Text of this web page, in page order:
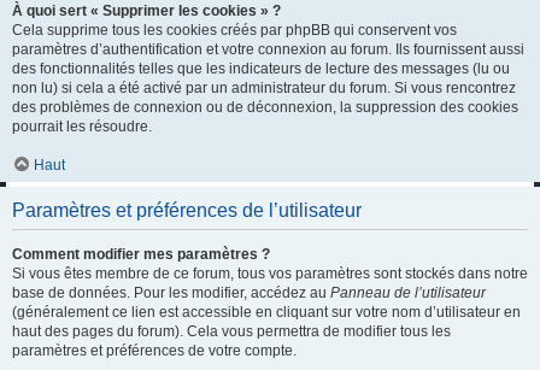
À quoi sert « Supprimer les cookies » ?
Cela supprime tous les cookies créés par phpBB qui conservent vos
paramètres d’authentification et votre connexion au forum. Ils fournissent aussi
des fonctionnalités telles que les indicateurs de lecture des messages (lu ou
non lu) si cela a été activé par un administrateur du forum. Si vous rencontrez
des problèmes de connexion ou de déconnexion, la suppression des cookies
pourrait les résoudre.
Haut
Paramètres et préférences de l’utilisateur
Comment modifier mes paramètres ?
Si vous êtes membre de ce forum, tous vos paramètres sont stockés dans notre
base de données. Pour les modifier, accédez au Panneau de l’utilisateur
(généralement ce lien est accessible en cliquant sur votre nom d’utilisateur en
haut des pages du forum). Cela vous permettra de modifier tous les
paramètres et préférences de votre compte.